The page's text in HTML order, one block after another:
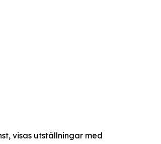
visas utställningar med